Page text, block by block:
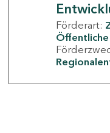
Förderart:
Öffentliche